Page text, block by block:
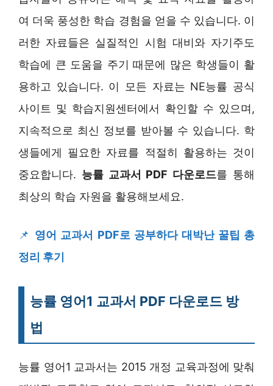
여 더욱 풍성한 학습 경험을 얻을 수 있습니다. 이
러한 자료들은 실질적인 시험 대비와 자기주도
학습에 큰 도움을 주기 때문에 많은 학생들이 활
용하고 있습니다. 이 모든 자료는 NE능률 공식
사이트 및 학습지원센터에서 확인할 수 있으며,
지속적으로 최신 정보를 받아볼 수 있습니다. 학
생들에게 필요한 자료를 적절히 활용하는 것이
중요합니다. 능률 교과서 PDF 다운로드를 통해
최상의 학습 자원을 활용해보세요.
📌 영어 교과서 PDF로 공부하다 대박난 꿀팁 총
정리 후기
능률 영어1 교과서 PDF 다운로드 방
법
능률 영어1 교과서는 2015 개정 교육과정에 맞춰